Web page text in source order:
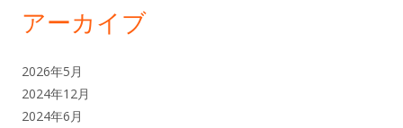
アーカイブ
2026年5月
2024年12月
2024年6月